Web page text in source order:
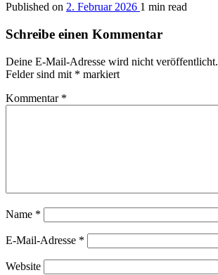
Published on 2. Februar 2026 1 min read
Schreibe einen Kommentar
Deine E-Mail-Adresse wird nicht veröffentlicht.
Felder sind mit * markiert
Kommentar *
Name *
E-Mail-Adresse *
Website